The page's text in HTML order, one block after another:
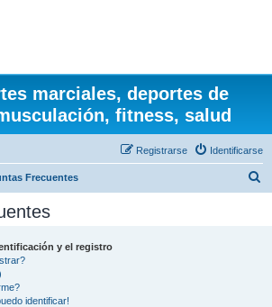
marciales, deportes de
fitness, salud
Identificarse
Registrarse
Frecuentes
y el registro
identificar!